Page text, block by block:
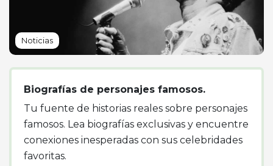
Noticias
Biografías de personajes famosos.
Tu fuente de historias reales sobre personajes
famosos. Lea biografías exclusivas y encuentre
conexiones inesperadas con sus celebridades
favoritas.